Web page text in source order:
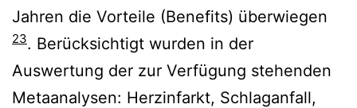
Jahren die Vorteile (Benefits) überwiegen
23. Berücksichtigt wurden in der
Auswertung der zur Verfügung stehenden
Metaanalysen: Herzinfarkt, Schlaganfall,